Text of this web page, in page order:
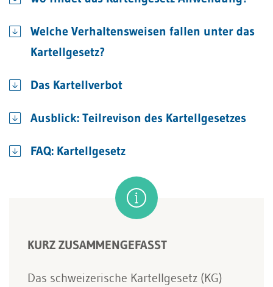
Welche Verhaltensweisen fallen unter das
Kartellgesetz?
Das Kartellverbot
Ausblick: Teilrevison des Kartellgesetzes
FAQ: Kartellgesetz
KURZ ZUSAMMENGEFASST
Das schweizerische Kartellgesetz (KG)